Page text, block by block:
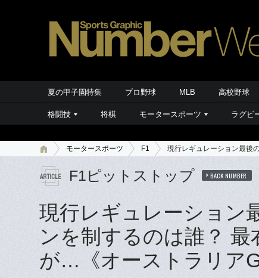
夏の甲子園特集 プロ野球 MLB 高校野球
格闘技 将棋 モータースポーツ ラグビ
モータースポーツ F1 現行レギュレーション最後
F1ピットストップ BACK NUMBER
現行レギュレーション
ンを制するのは誰？
が…《オーストラリア